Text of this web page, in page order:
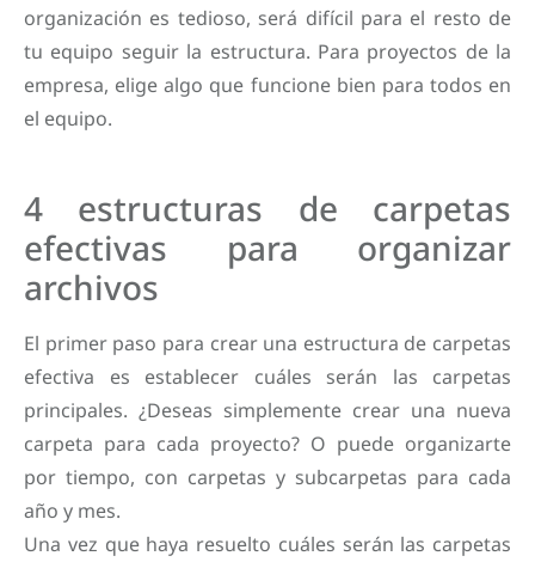
organización es tedioso, será difícil para el resto de
tu equipo seguir la estructura. Para proyectos de la
empresa, elige algo que funcione bien para todos en
el equipo.
4 estructuras de carpetas
efectivas para organizar
archivos
El primer paso para crear una estructura de carpetas
efectiva es establecer cuáles serán las carpetas
principales. ¿Deseas simplemente crear una nueva
carpeta para cada proyecto? O puede organizarte
por tiempo, con carpetas y subcarpetas para cada
año y mes.
Una vez que haya resuelto cuáles serán las carpetas